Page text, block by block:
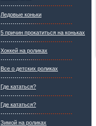
Ледовые коньки
5 причин прокатиться на коньках
Хоккей на роликах
Все о детских роликах
Где кататься?
Где кататься?
Зимой на роликах